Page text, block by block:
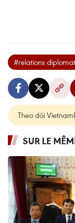
#relations
Theo dõi
SUR LE